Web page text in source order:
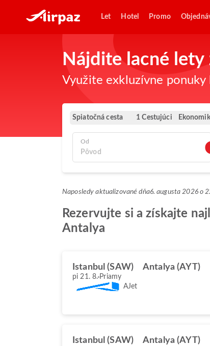
Let Hotel Promo
Nájdite lacné lety
Využite exkluzívne
Spiatočná cesta 1 Cestujúci
Od
Naposledy aktualizované dňa6. augusta 2026 o
Rezervujte si a získajte
Antalya
Istanbul (SAW) Antalya (AYT)
pi 21. 8. Priamy
AJet
Istanbul (SAW) Antalya (AYT)